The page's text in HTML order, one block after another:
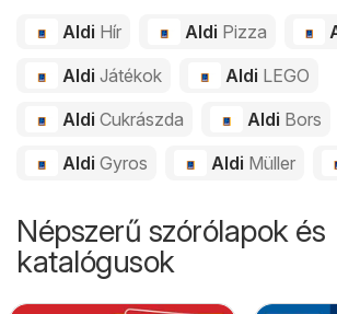
Aldi Hír Aldi Pizza
Aldi Játékok Aldi LEGO
Aldi Cukrászda Aldi Bors
Aldi Gyros Aldi Müller
Népszerű szórólapok és
katalógusok